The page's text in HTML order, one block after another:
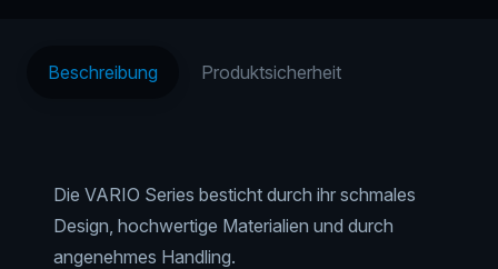
iPhone
Beschreibung Produktsicherheit
Die VARIO Series besticht durch ihr schmales
Design, hochwertige Materialien und durch
angenehmes Handling.